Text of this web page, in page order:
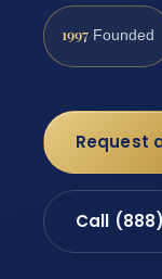
1997 Founded
Request
Call